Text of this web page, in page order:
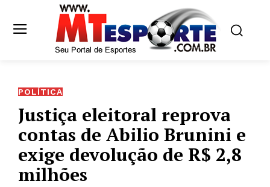
POLÍTICA
Justiça eleitoral reprova
contas de Abilio Brunini e
exige devolução de R$ 2,8
milhões